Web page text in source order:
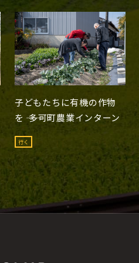
子どもたちに有機の作物
を ―― 多可町農業インターン
行く